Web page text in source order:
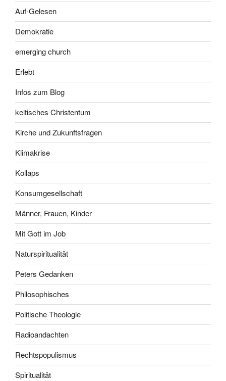
Auf-Gelesen
Demokratie
emerging church
Erlebt
Infos zum Blog
keltisches Christentum
Kirche und Zukunftsfragen
Klimakrise
Kollaps
Konsumgesellschaft
Männer, Frauen, Kinder
Mit Gott im Job
Naturspiritualität
Peters Gedanken
Philosophisches
Politische Theologie
Radioandachten
Rechtspopulismus
Spiritualität